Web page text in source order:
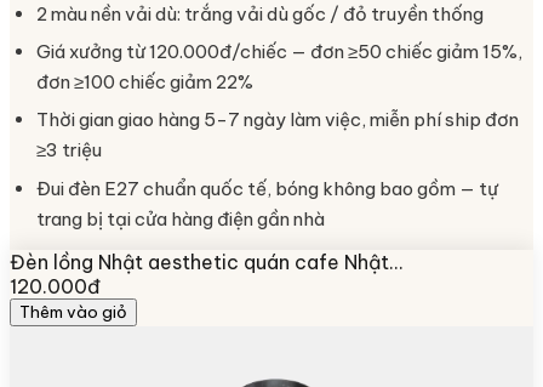
2 màu nền vải dù: trắng vải dù gốc / đỏ truyền thống
Giá xưởng từ 120.000đ/chiếc — đơn ≥50 chiếc giảm 15%,
đơn ≥100 chiếc giảm 22%
Thời gian giao hàng 5-7 ngày làm việc, miễn phí ship đơn
≥3 triệu
Đui đèn E27 chuẩn quốc tế, bóng không bao gồm — tự
trang bị tại cửa hàng điện gần nhà
Đèn lồng Nhật aesthetic quán cafe Nhật…
120.000đ
Thêm vào giỏ